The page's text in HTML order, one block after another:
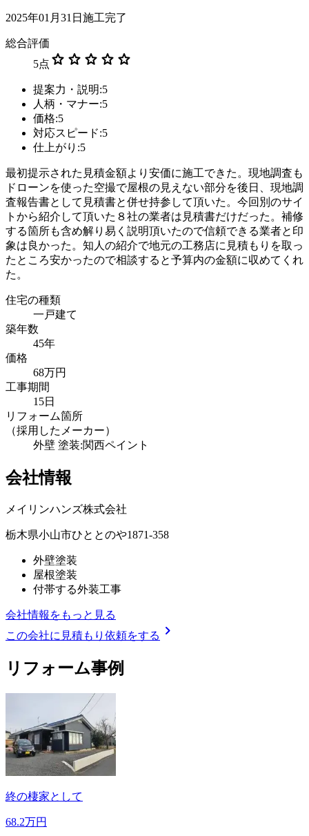
2025年01月31日施工完了
総合評価
5点 star star star star star
提案力・説明:5
人柄・マナー:5
価格:5
対応スピード:5
仕上がり:5
最初提示された見積金額より安価に施工できた。現地調査も
ドローンを使った空撮で屋根の見えない部分を後日、現地調
査報告書として見積書と併せ持参して頂いた。今回別のサイ
トから紹介して頂いた８社の業者は見積書だけだった。補修
する箇所も含め解り易く説明頂いたので信頼できる業者と印
象は良かった。知人の紹介で地元の工務店に見積もりを取っ
たところ安かったので相談すると予算内の金額に収めてくれ
た。
住宅の種類
一戸建て
築年数
45年
価格
68万円
工事期間
15日
リフォーム箇所
（採用したメーカー）
外壁 塗装:関西ペイント
会社情報
メイリンハンズ株式会社
栃木県小山市ひととのや1871-358
外壁塗装
屋根塗装
付帯する外装工事
会社情報をもっと見る
この会社に見積もり依頼をする chevron_right
リフォーム事例
終の棲家として
68.2万円